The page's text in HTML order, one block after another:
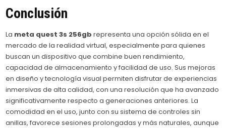
Conclusión
La meta quest 3s 256gb representa una opción sólida en el
mercado de la realidad virtual, especialmente para quienes
buscan un dispositivo que combine buen rendimiento,
capacidad de almacenamiento y facilidad de uso. Sus mejoras
en diseño y tecnología visual permiten disfrutar de experiencias
inmersivas de alta calidad, con una resolución que ha avanzado
significativamente respecto a generaciones anteriores. La
comodidad en el uso, junto con su sistema de controles sin
anillas, favorece sesiones prolongadas y más naturales, aunque